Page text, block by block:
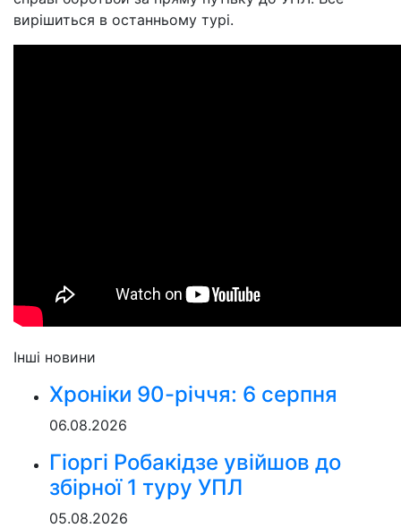
вирішиться в останньому турі.
Інші новини
Хроніки 90-річчя: 6 серпня
06.08.2026
Гіоргі Робакідзе увійшов до
збірної 1 туру УПЛ
05.08.2026